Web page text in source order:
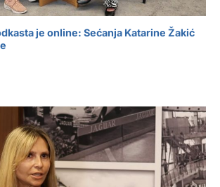
je online: Sećanja Katarine Žakić